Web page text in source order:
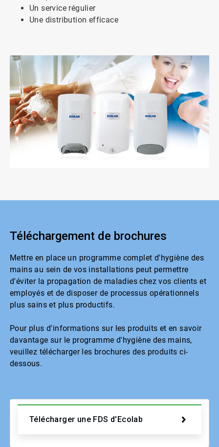
Un service régulier
Une distribution efficace
Téléchargement de brochures
Mettre en place un programme complet d'hygiène des
mains au sein de vos installations peut permettre
d'éviter la propagation de maladies chez vos clients et
employés et de disposer de processus opérationnels
plus sains et plus productifs.
Pour plus d'informations sur les produits et en savoir
davantage sur le programme d'hygiène des mains,
veuillez télécharger les brochures des produits ci-
dessous.
Télécharger une FDS d'Ecolab